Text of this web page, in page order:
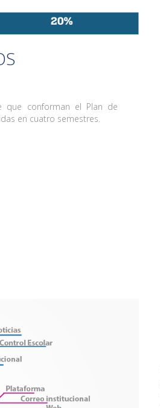
que conforman el Plan de
en cuatro semestres.